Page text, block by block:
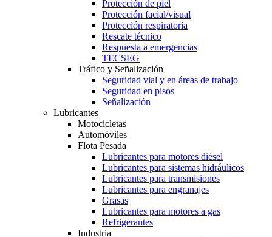
Protección de piel
Protección facial/visual
Protección respiratoria
Rescate técnico
Respuesta a emergencias
TECSEG
Tráfico y Señalización
Seguridad vial y en áreas de trabajo
Seguridad en pisos
Señalización
Lubricantes
Motocicletas
Automóviles
Flota Pesada
Lubricantes para motores diésel
Lubricantes para sistemas hidráulicos
Lubricantes para transmisiones
Lubricantes para engranajes
Grasas
Lubricantes para motores a gas
Refrigerantes
Industria